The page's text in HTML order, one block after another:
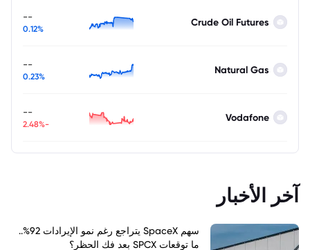
Crude Oil Futures
--
0.12%
Natural Gas
--
0.23%
Vodafone
--
-2.48%
آخر الأخبار
سهم SpaceX يتراجع رغم نمو الإيرادات 92%..
ما توقعات SPCX بعد فك الحظر؟